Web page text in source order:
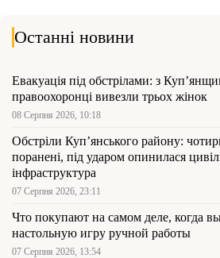
Останні новини
Евакуація під обстрілами: з
правоохоронці вивезли трьох жінок
08 Серпня 2026, 10:18
Обстріли Куп’янського району:
поранені, під ударом опинилася
інфраструктура
07 Серпня 2026, 23:11
Что покупают на самом деле, когда
настольную игру ручной работы
07 Серпня 2026, 13:54